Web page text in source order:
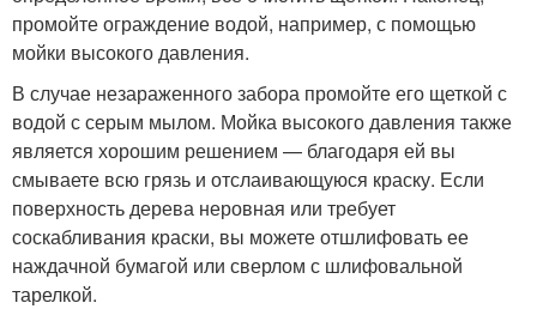
промойте ограждение водой, например, с помощью
мойки высокого давления.
В случае незараженного забора промойте его щеткой с
водой с серым мылом. Мойка высокого давления также
является хорошим решением — благодаря ей вы
смываете всю грязь и отслаивающуюся краску. Если
поверхность дерева неровная или требует
соскабливания краски, вы можете отшлифовать ее
наждачной бумагой или сверлом с шлифовальной
тарелкой.